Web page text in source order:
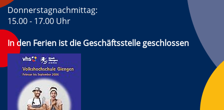
Donnerstagnachmittag:
15.00 - 17.00 Uhr
In den Ferien ist die Geschäftsstelle geschlossen